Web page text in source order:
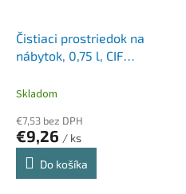
Čistiaci prostriedok na
nábytok, 0,75 l, CIF
Skladom
€7,53 bez DPH
€9,26 / ks
Do košíka